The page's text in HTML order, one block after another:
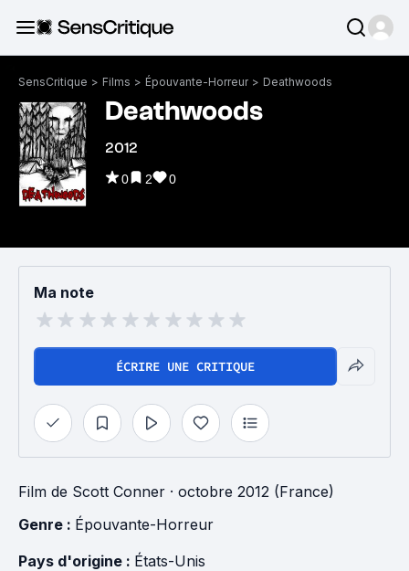
SensCritique > Films > Épouvante-Horreur > Deathwoods
Deathwoods
2012
0 2 0
Ma note
ÉCRIRE UNE CRITIQUE
Film de Scott Conner · octobre 2012 (France)
Genre : Épouvante-Horreur
Pays d'origine : États-Unis